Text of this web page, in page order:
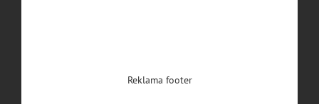
Reklama footer